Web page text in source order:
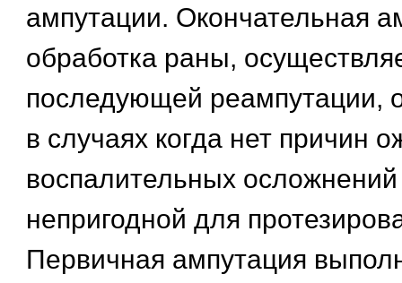
ампутации. Окончательная
обработка раны,
последующей реампутации,
в случаях когда нет причин
воспалительных
непригодной для
Первичная ампутация